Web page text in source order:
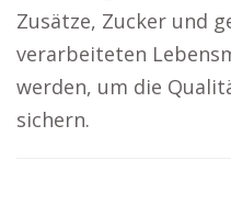
Zusätze, Zucker und
verarbeiteten
werden, um die
sichern.